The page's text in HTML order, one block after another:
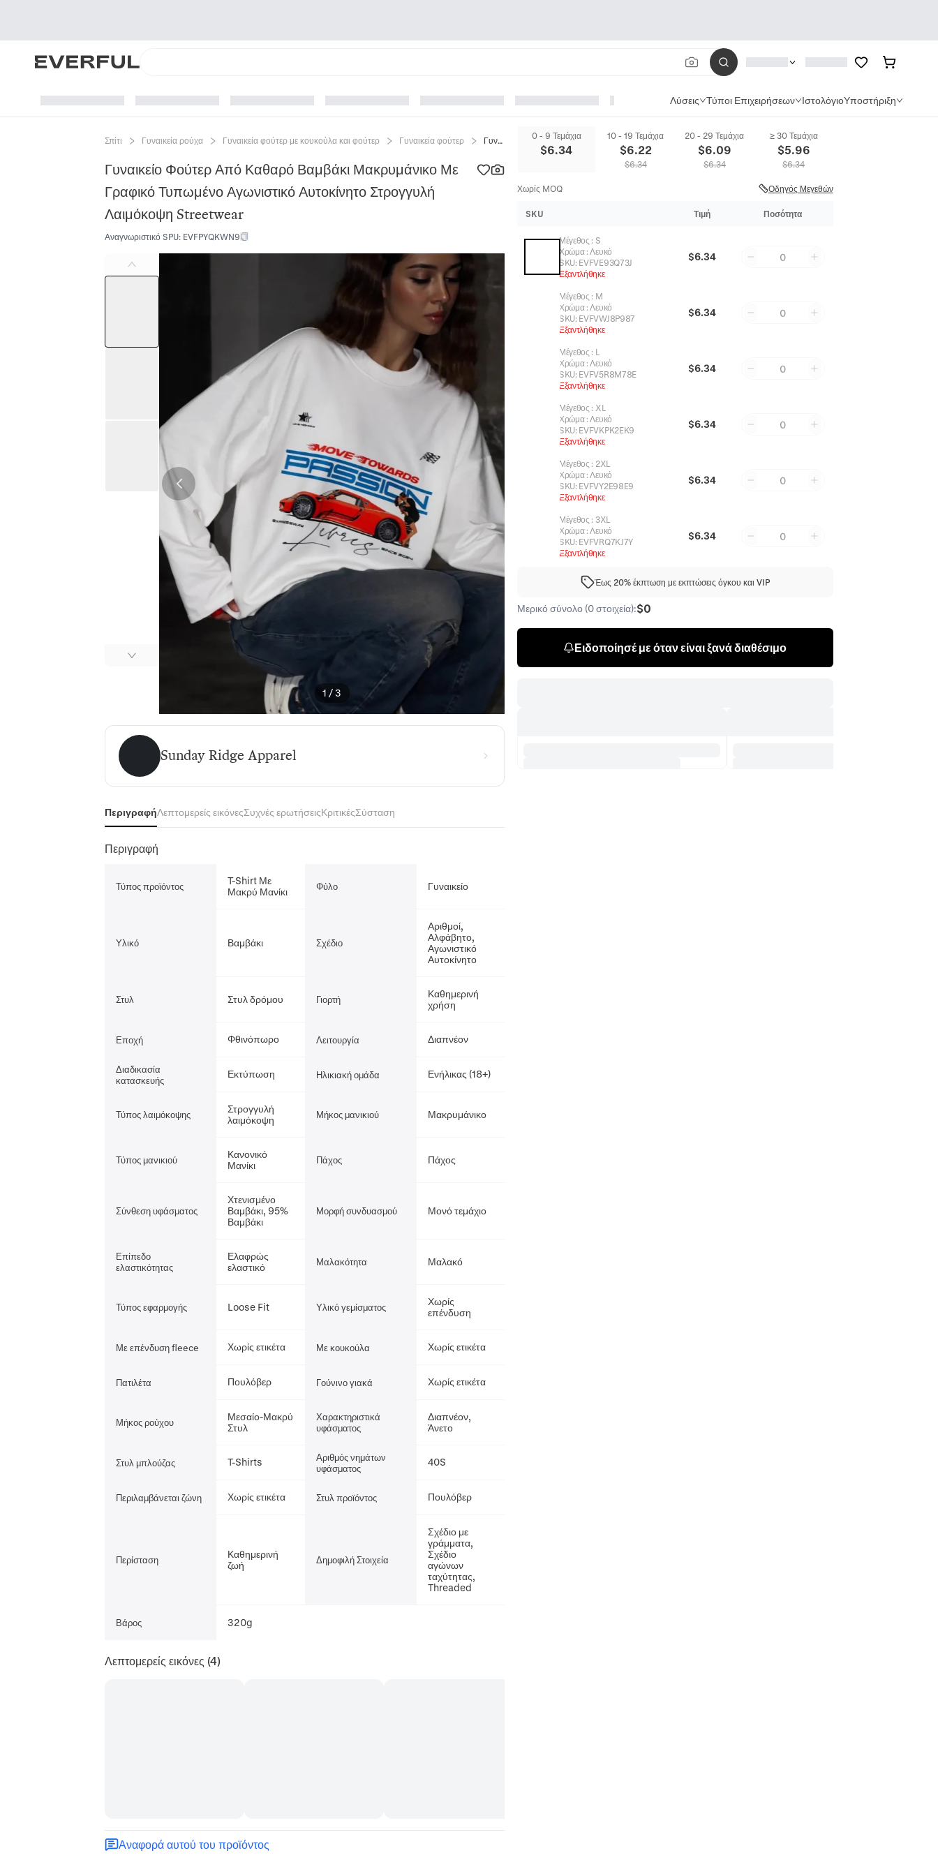
Λύσεις Τύποι Επιχειρήσεων ΙστολόγιοΥποστήριξη
Σπίτι Γυναικεία ρούχα Γυναικεία φούτερ με κουκούλα και φούτερ Γυναικεία φούτερ Γυναικείο Φούτερ Από Καθαρό Βαμβάκι Μακρυμάνικο Με Γραφικό Τυπωμένο Αγωνιστικό Αυτοκίνητο Στρογγυλή Λαιμόκοψη Streetwear
Γυναικείο Φούτερ Από Καθαρό Βαμβάκι Μακρυμάνικο Με
Γραφικό Τυπωμένο Αγωνιστικό Αυτοκίνητο Στρογγυλή
Λαιμόκοψη Streetwear
Αναγνωριστικό SPU: EVFPYQKWN9
1 /3
Sunday Ridge Apparel
Sunday Ridge Apparel
ΠεριγραφήΛεπτομερείς εικόνεςΣυχνές ερωτήσειςΚριτικέςΣύσταση
Περιγραφή
Τύπος προϊόντος
T-Shirt Με
Μακρύ Μανίκι
Φύλο Γυναικείο
Υλικό Βαμβάκι Σχέδιο
Αριθμοί,
Αλφάβητο,
Αγωνιστικό
Αυτοκίνητο
Στυλ Στυλ δρόμου Γιορτή
Καθημερινή
χρήση
Εποχή Φθινόπωρο Λειτουργία Διαπνέον
Διαδικασία
κατασκευής
Εκτύπωση Ηλικιακή ομάδα Ενήλικας (18+)
Τύπος λαιμόκοψης
Στρογγυλή
λαιμόκοψη
Μήκος μανικιού Μακρυμάνικο
Τύπος μανικιού
Κανονικό
Μανίκι
Πάχος Πάχος
Σύνθεση υφάσματος
Χτενισμένο
Βαμβάκι, 95%
Βαμβάκι
Μορφή συνδυασμού Μονό τεμάχιο
Επίπεδο
ελαστικότητας
Ελαφρώς
ελαστικό
Μαλακότητα Μαλακό
Τύπος εφαρμογής Loose Fit Υλικό γεμίσματος
Χωρίς
επένδυση
Με επένδυση fleece Χωρίς ετικέτα Με κουκούλα Χωρίς ετικέτα
Πατιλέτα Πουλόβερ Γούνινο γιακά Χωρίς ετικέτα
Μήκος ρούχου
Μεσαίο-Μακρύ
Στυλ
Χαρακτηριστικά
υφάσματος
Διαπνέον,
Άνετο
Στυλ μπλούζας T-Shirts
Αριθμός νημάτων
υφάσματος
40S
Περιλαμβάνεται ζώνη Χωρίς ετικέτα Στυλ προϊόντος Πουλόβερ
Περίσταση
Καθημερινή
ζωή
Δημοφιλή Στοιχεία
Σχέδιο με
γράμματα,
Σχέδιο
αγώνων
ταχύτητας,
Threaded
Βάρος 320g
Λεπτομερείς εικόνες (4)
Αναφορά αυτού του προϊόντος
0 - 9 Τεμάχια
$6.34
10 - 19 Τεμάχια
$6.22
$6.34
20 - 29 Τεμάχια
$6.09
$6.34
≥ 30 Τεμάχια
$5.96
$6.34
Χωρίς MOQ Οδηγός Μεγεθών
SKU Τιμή Ποσότητα
Μέγεθος : S
Χρώμα:Λευκό
SKU: EVFVE93Q73J
Εξαντλήθηκε
$6.34 0
Μέγεθος : M
Χρώμα:Λευκό
SKU: EVFVWJ8P987
Εξαντλήθηκε
$6.34 0
Μέγεθος : L
Χρώμα:Λευκό
SKU: EVFV5R8M78E
Εξαντλήθηκε
$6.34 0
Μέγεθος : XL
Χρώμα:Λευκό
SKU: EVFVKPK2EK9
Εξαντλήθηκε
$6.34 0
Μέγεθος : 2XL
Χρώμα:Λευκό
SKU: EVFVY2E98E9
Εξαντλήθηκε
$6.34 0
Μέγεθος : 3XL
Χρώμα:Λευκό
SKU: EVFVRQ7KJ7Y
Εξαντλήθηκε
$6.34 0
Έως 20% έκπτωση με εκπτώσεις όγκου και VIP
Μερικό σύνολο (0 στοιχεία):$0
Ειδοποίησέ με όταν είναι ξανά διαθέσιμο